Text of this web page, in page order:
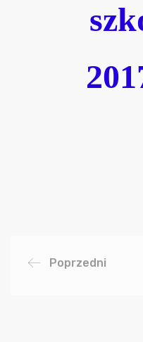
Poprzedni